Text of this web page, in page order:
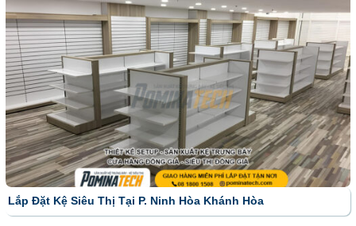
Lắp Đặt Kệ Siêu Thị Tại P. Ninh Hòa Khánh Hòa